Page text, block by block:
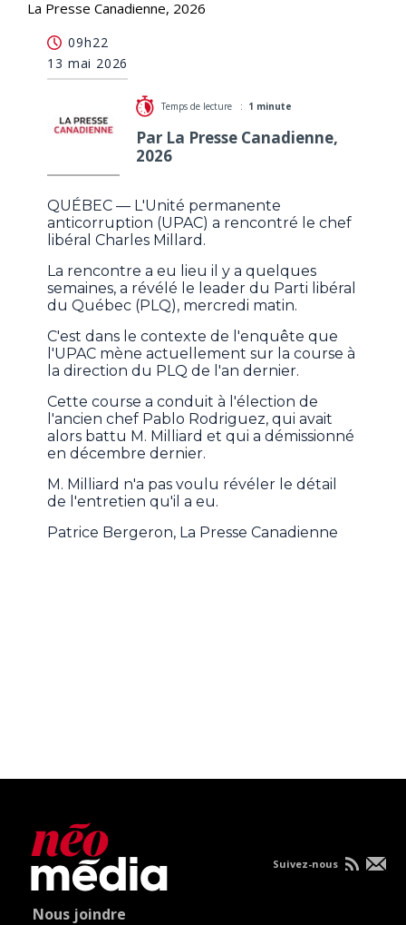
La Presse Canadienne, 2026
09h22
13 mai 2026
Temps de lecture : 1 minute
Par La Presse Canadienne,
2026
QUÉBEC — L'Unité permanente
anticorruption (UPAC) a rencontré le chef
libéral Charles Millard.
La rencontre a eu lieu il y a quelques
semaines, a révélé le leader du Parti libéral
du Québec (PLQ), mercredi matin.
C'est dans le contexte de l'enquête que
l'UPAC mène actuellement sur la course à
la direction du PLQ de l'an dernier.
Cette course a conduit à l'élection de
l'ancien chef Pablo Rodriguez, qui avait
alors battu M. Milliard et qui a démissionné
en décembre dernier.
M. Milliard n'a pas voulu révéler le détail
de l'entretien qu'il a eu.
Patrice Bergeron, La Presse Canadienne
Nous joindre
Suivez-nous